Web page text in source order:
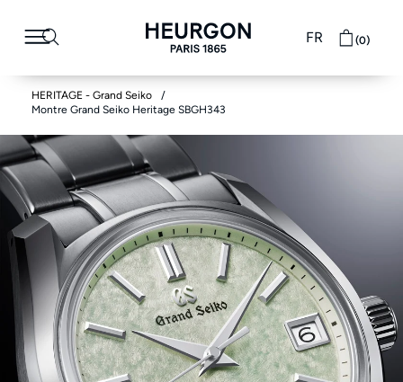
FR (0)
HERITAGE - Grand Seiko
Montre Grand Seiko Heritage SBGH343